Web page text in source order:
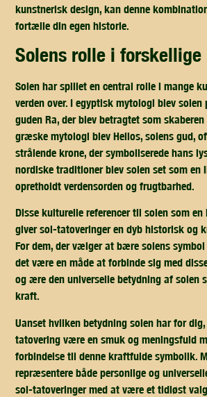
kunstnerisk design, kan denne
fortælle din egen historie.
solens rolle i
Solen har spillet en central rolle i mange
verden over. I egyptisk mytologi blev
guden Ra, der blev betragtet som
græske mytologi blev Helios, solens gud,
strålende krone, der symboliserede hans
nordiske traditioner blev solen set som en
opretholdt verdensorden og frugtbarhed.
Disse kulturelle referencer til solen som
giver sol-tatoveringer en dyb historisk og
For dem, der vælger at bære solens
det være en måde at forbinde sig med
og ære den universelle betydning af solen
kraft.
Uanset hvilken betydning solen har for
tatovering være en smuk og meningsfuld
forbindelse til denne kraftfulde symbolik.
repræsentere både personlige og
sol-tatoveringer med at være et tidløst